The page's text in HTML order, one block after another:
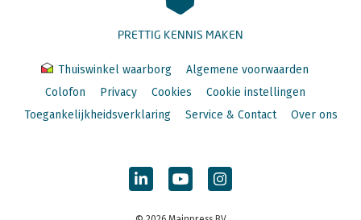
PRETTIG KENNIS MAKEN
Thuiswinkel waarborg
Algemene voorwaarden
Colofon
Privacy Cookies
Cookie instellingen
Toegankelijkheidsverklaring
Service & Contact Over ons